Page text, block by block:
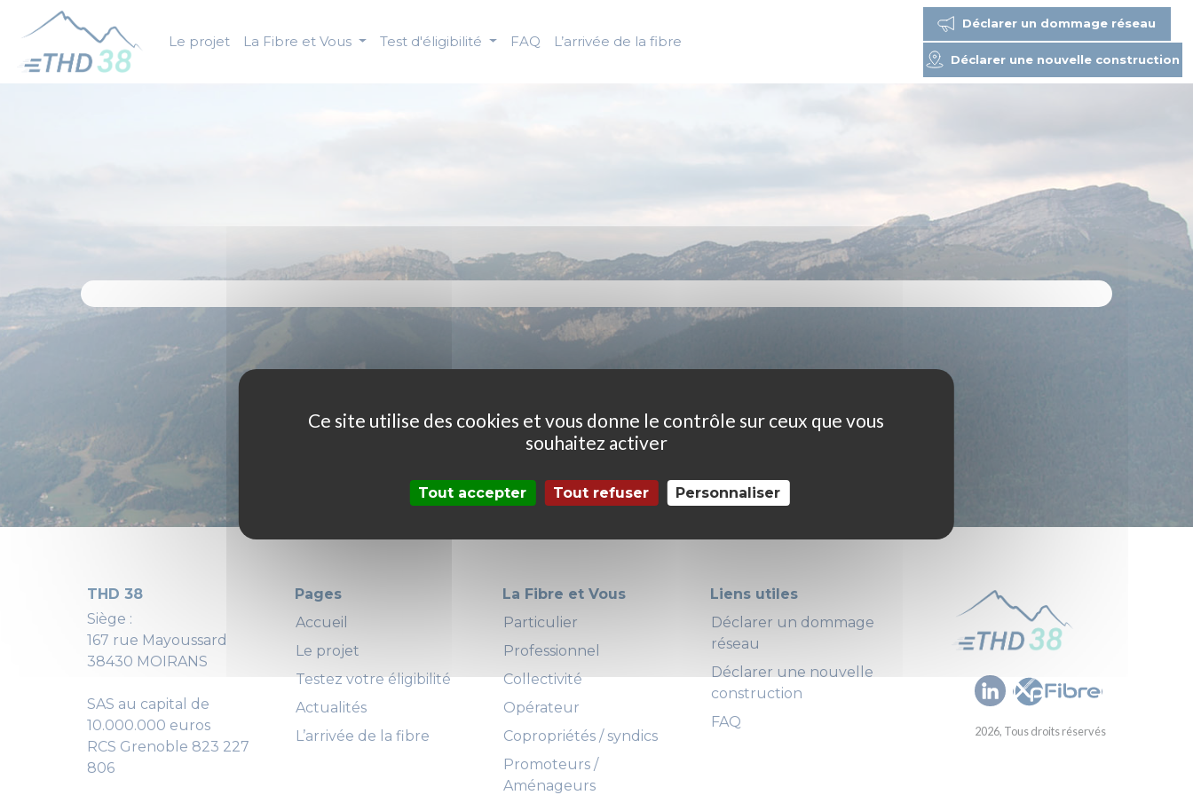
Le projet La Fibre et Vous Test d'éligibilité FAQ L’arrivée de la fibre
Déclarer un dommage réseau
Déclarer une nouvelle construction
THD 38
Siège :
167 rue Mayoussard
38430 MOIRANS
SAS au capital de
10.000.000 euros
RCS Grenoble 823 227
806
Pages
Accueil
Le projet
Testez votre éligibilité
Actualités
L’arrivée de la fibre
La Fibre et Vous
Particulier
Professionnel
Collectivité
Opérateur
Copropriétés / syndics
Promoteurs /
Aménageurs
Liens utiles
Déclarer un dommage
réseau
Déclarer une nouvelle
construction
FAQ
2026, Tous droits réservés
Panneau de gestion des cookies
Ce site utilise des cookies et vous donne le contrôle sur ceux que vous
souhaitez activer
Tout accepter Tout refuser Personnaliser